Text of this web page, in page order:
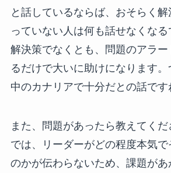
と話しているならば、おそらく
っていない人は何も話せなくなる
解決策でなくとも、問題のアラ
るだけで大いに助けになります
中のカナリアで十分だとの話です
また、問題があったら教えてく
では、リーダーがどの程度本気
のかが伝わらないため、課題があ